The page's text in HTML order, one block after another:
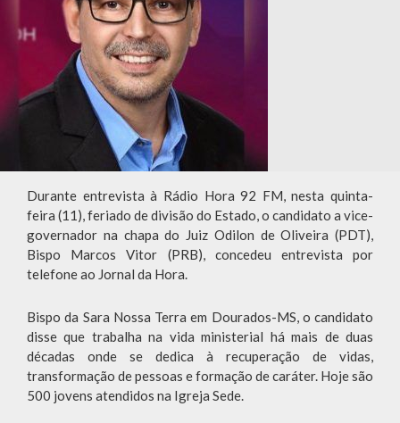
Durante entrevista à Rádio Hora 92 FM, nesta quinta-
feira (11), feriado de divisão do Estado, o candidato a vice-
governador na chapa do Juiz Odilon de Oliveira (PDT),
Bispo Marcos Vitor (PRB), concedeu entrevista por
telefone ao Jornal da Hora.
Bispo da Sara Nossa Terra em Dourados-MS, o candidato
disse que trabalha na vida ministerial há mais de duas
décadas onde se dedica à recuperação de vidas,
transformação de pessoas e formação de caráter. Hoje são
500 jovens atendidos na Igreja Sede.